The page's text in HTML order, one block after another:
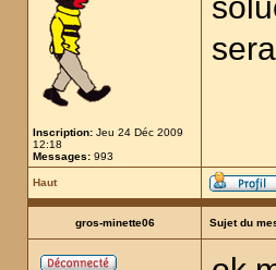
Inscription: Jeu 24 Déc 2009
12:18
Messages: 993
Haut
gros-minette06 Sujet du